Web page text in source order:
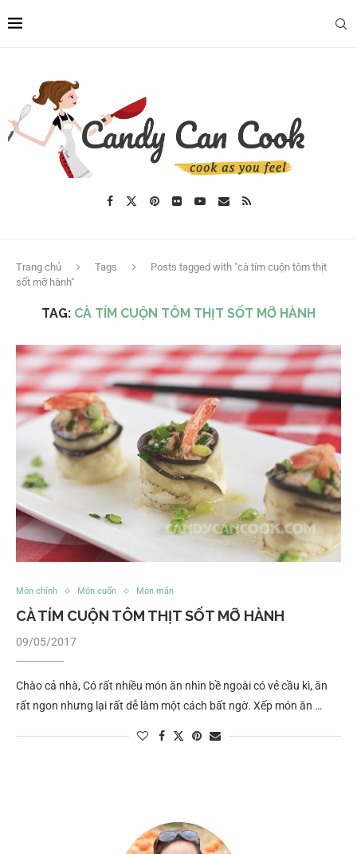
Trang chủ Tags
Posts tagged with "cà tím cuộn tôm thịt
sốt mỡ hành"
TAG: CÀ TÍM CUỘN TÔM THỊT SỐT MỠ HÀNH
Món chính Món cuốn Món mặn
CÀ TÍM CUỘN TÔM THỊT SỐT MỠ HÀNH
09/05/2017
Chào cả nhà, Có rất nhiều món ăn nhìn bề ngoài có vẻ cầu kì, ăn
rất ngon nhưng lại rất dễ làm một cách bất ngờ. Xếp món ăn …